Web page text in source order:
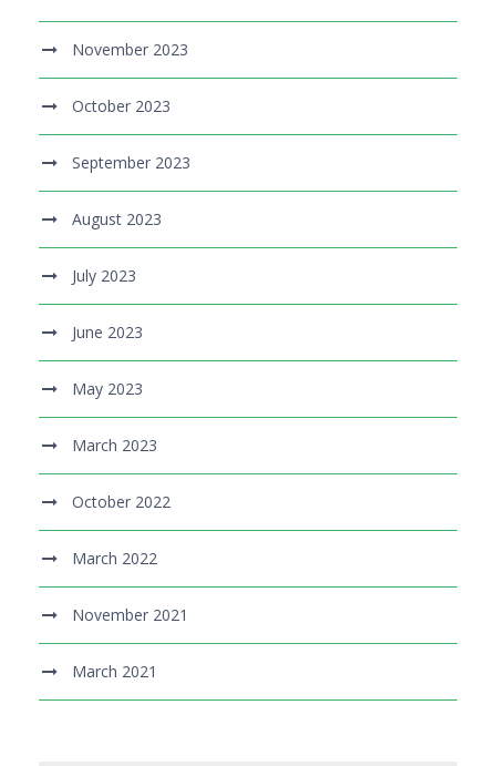
November 2023
October 2023
September 2023
August 2023
July 2023
June 2023
May 2023
March 2023
October 2022
March 2022
November 2021
March 2021